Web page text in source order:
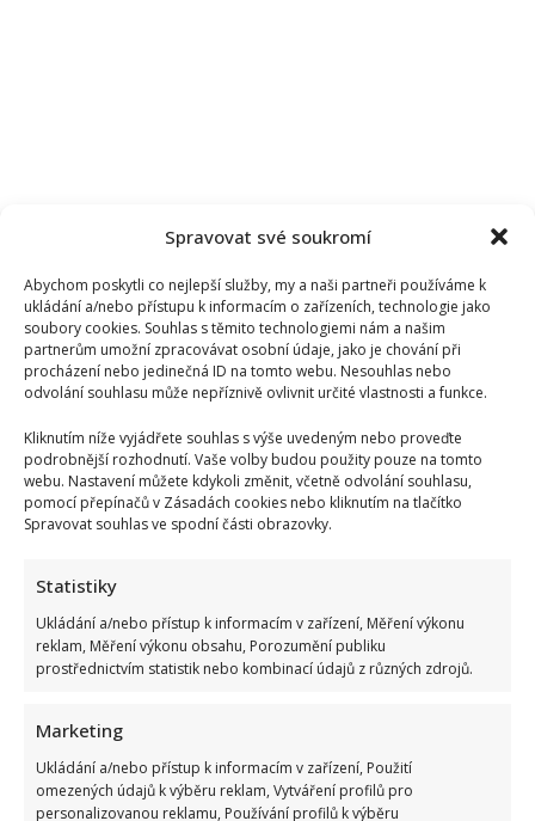
Spravovat své soukromí
Abychom poskytli co nejlepší služby, my a naši partneři používáme k
ukládání a/nebo přístupu k informacím o zařízeních, technologie jako
soubory cookies. Souhlas s těmito technologiemi nám a našim
partnerům umožní zpracovávat osobní údaje, jako je chování při
procházení nebo jedinečná ID na tomto webu. Nesouhlas nebo
odvolání souhlasu může nepříznivě ovlivnit určité vlastnosti a funkce.
Kliknutím níže vyjádřete souhlas s výše uvedeným nebo proveďte
podrobnější rozhodnutí. Vaše volby budou použity pouze na tomto
webu. Nastavení můžete kdykoli změnit, včetně odvolání souhlasu,
pomocí přepínačů v Zásadách cookies nebo kliknutím na tlačítko
Spravovat souhlas ve spodní části obrazovky.
Statistiky
Ukládání a/nebo přístup k informacím v zařízení, Měření výkonu
reklam, Měření výkonu obsahu, Porozumění publiku
prostřednictvím statistik nebo kombinací údajů z různých zdrojů.
Marketing
Ukládání a/nebo přístup k informacím v zařízení, Použití
omezených údajů k výběru reklam, Vytváření profilů pro
personalizovanou reklamu, Používání profilů k výběru